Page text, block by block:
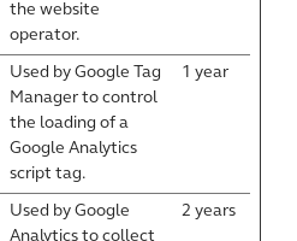
the website
operator.
Used by Google Tag
Manager to control
the loading of a
Google Analytics
script tag.
1 year
Used by Google
Analytics to collect
2 years